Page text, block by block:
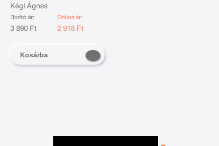
Angliában
Kégl Ágnes
Borító ár:
3 890 Ft
Online ár:
2 918 Ft
Kosárba